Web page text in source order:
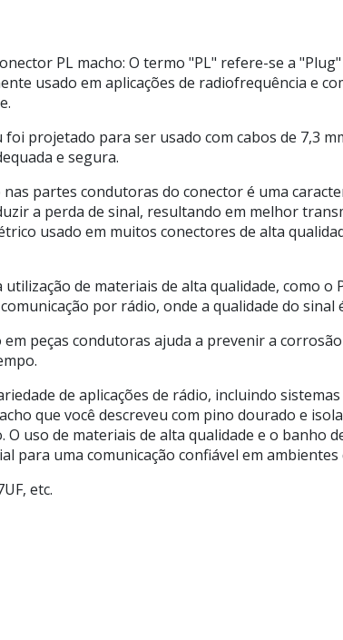
PL macho: O termo "PL" refere-se a
usado em aplicações de radiofrequência e
projetado para ser usado com cabos de 7,3
e segura.
partes condutoras do conector é uma
a perda de sinal, resultando em melhor
usado em muitos conectores de alta
de materiais de alta qualidade, como
por rádio, onde a qualidade do
peças condutoras ajuda a prevenir a
de aplicações de rádio, incluindo
que você descreveu com pino dourado e
O uso de materiais de alta qualidade e o
para uma comunicação confiável em
etc.